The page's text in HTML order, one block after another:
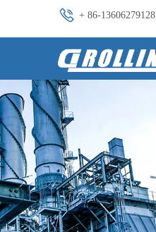
+ 86-13606279128